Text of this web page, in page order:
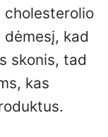
kad
skonis, tad
kas